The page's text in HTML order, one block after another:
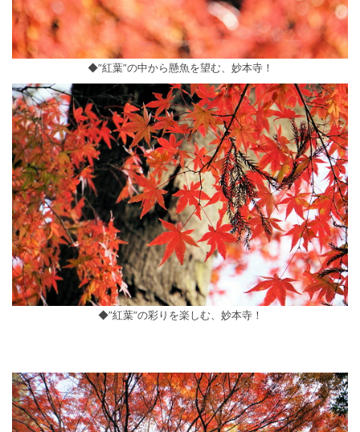
◆”紅葉”の中から懸魚を望む、妙本寺！
◆”紅葉”の彩りを楽しむ、妙本寺！